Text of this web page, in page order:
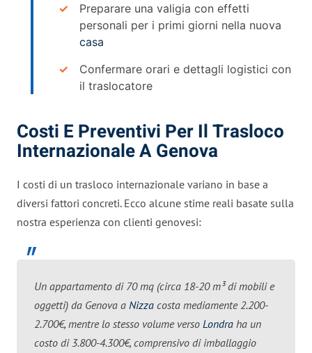
Preparare una valigia con effetti
personali per i primi giorni nella nuova
casa
Confermare orari e dettagli logistici con
il traslocatore
Costi E Preventivi Per Il Trasloco
Internazionale A Genova
I costi di un trasloco internazionale variano in base a
diversi fattori concreti. Ecco alcune stime reali basate sulla
nostra esperienza con clienti genovesi:
Un appartamento di 70 mq (circa 18-20 m³ di mobili e
oggetti) da Genova a Nizza costa mediamente 2.200-
2.700€, mentre lo stesso volume verso Londra ha un
costo di 3.800-4.300€, comprensivo di imballaggio